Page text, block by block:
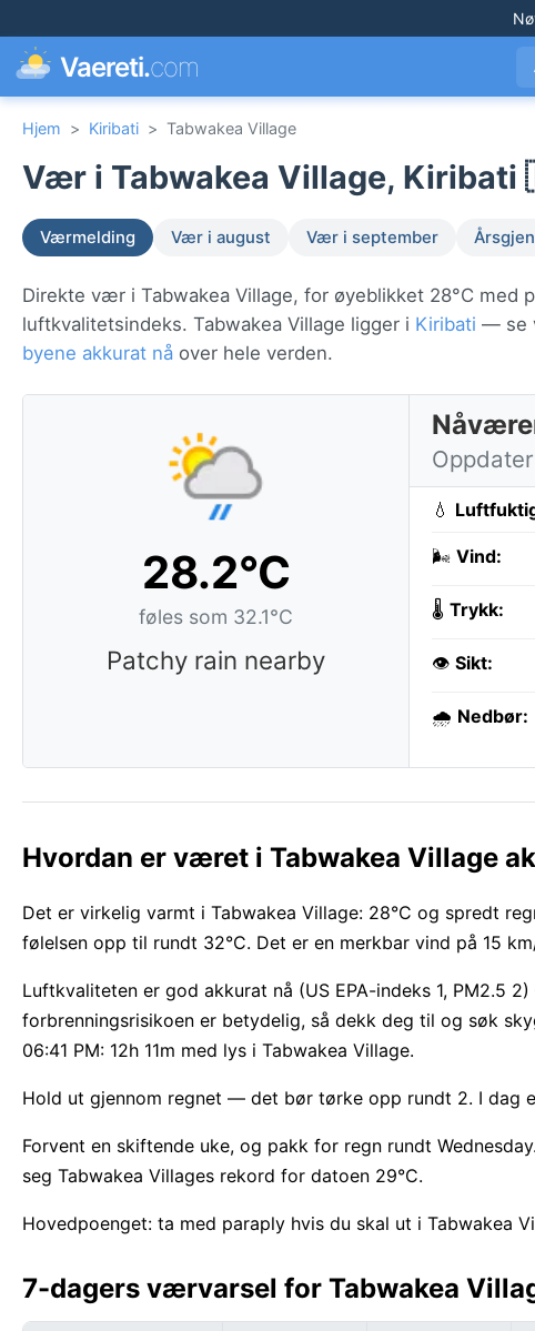
Vaereti.com
Hjem > Kiribati > Tabwakea Village
Vær i Tabwakea Village,
Værmelding Vær i august Vær i september
Direkte vær i Tabwakea Village, for øyeblikket 28°C med
luftkvalitetsindeks. Tabwakea Village ligger i Kiribati — se
byene akkurat nå over hele verden.
28.2°C
føles som 32.1°C
Patchy rain nearby
💧
🌬️ Vind:
🌡️ Trykk:
👁️ Sikt:
🌧️ Nedbør:
Hvordan er været i Tabwakea Village
Det er virkelig varmt i Tabwakea Village: 28°C og spredt
følelsen opp til rundt 32°C. Det er en merkbar vind på 15
Luftkvaliteten er god akkurat nå (US EPA-indeks 1,
forbrenningsrisikoen er betydelig, så dekk deg til og søk
06:41 PM: 12h 11m med lys i Tabwakea Village.
Hold ut gjennom regnet — det bør tørke opp rundt 2. I dag
Forvent en skiftende uke, og pakk for regn rundt
seg Tabwakea Villages rekord for datoen 29°C.
Hovedpoenget: ta med paraply hvis du skal ut i Tabwakea
7-dagers værvarsel for Tabwakea